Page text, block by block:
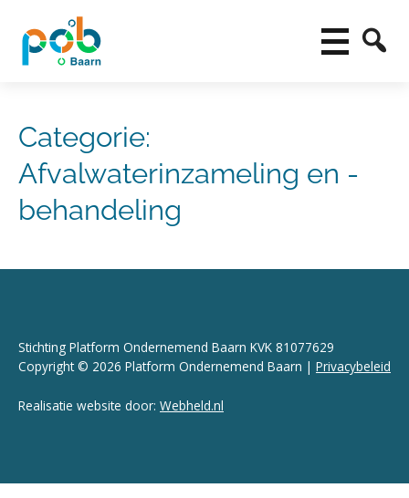
Categorie:
Afvalwaterinzameling en -
behandeling
Stichting Platform Ondernemend Baarn KVK 81077629
Copyright © 2026 Platform Ondernemend Baarn | Privacybeleid
Realisatie website door: Webheld.nl